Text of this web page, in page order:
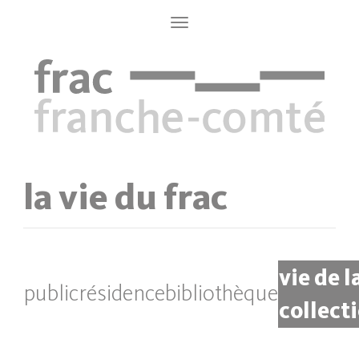
Toggle
navigation
la vie du frac
publicrésidencebibliothèque
vie de